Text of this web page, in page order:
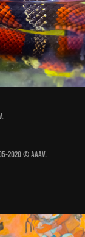
2020 © AAAV.